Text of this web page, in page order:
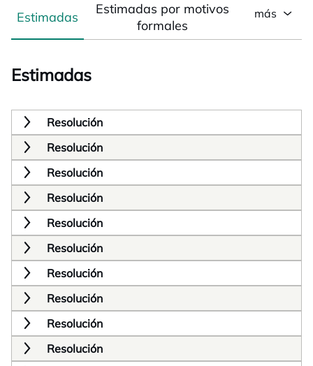
Estimadas
Estimadas por motivos
formales
más
Estimadas
Resolución
Resolución
Resolución
Resolución
Resolución
Resolución
Resolución
Resolución
Resolución
Resolución